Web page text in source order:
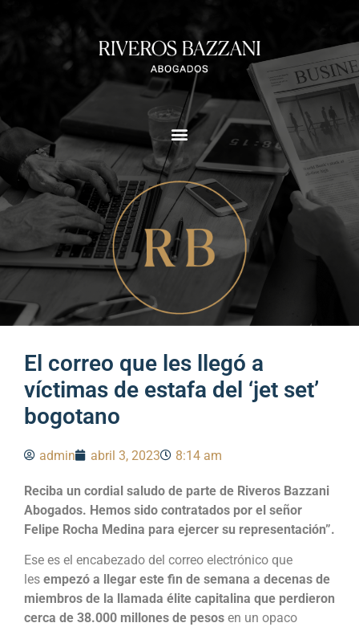
El correo que les llegó a
víctimas de estafa del ‘jet set’
bogotano
admin abril 3, 2023 8:14 am
Reciba un cordial saludo de parte de Riveros Bazzani
Abogados. Hemos sido contratados por el señor
Felipe Rocha Medina para ejercer su representación”.
Ese es el encabezado del correo electrónico que
les empezó a llegar este fin de semana a decenas de
miembros de la llamada élite capitalina que perdieron
cerca de 38.000 millones de pesos en un opaco